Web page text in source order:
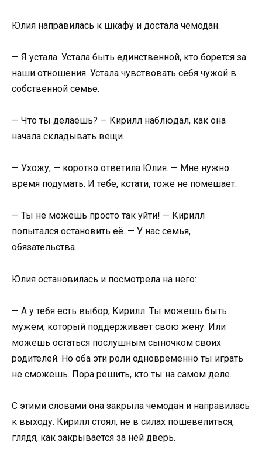
Юлия направилась к шкафу и достала чемодан.
— Я устала. Устала быть единственной, кто борется за
наши отношения. Устала чувствовать себя чужой в
собственной семье.
— Что ты делаешь? — Кирилл наблюдал, как она
начала складывать вещи.
— Ухожу, — коротко ответила Юлия. — Мне нужно
время подумать. И тебе, кстати, тоже не помешает.
— Ты не можешь просто так уйти! — Кирилл
попытался остановить её. — У нас семья,
обязательства…
Юлия остановилась и посмотрела на него:
— А у тебя есть выбор, Кирилл. Ты можешь быть
мужем, который поддерживает свою жену. Или
можешь остаться послушным сыночком своих
родителей. Но оба эти роли одновременно ты играть
не сможешь. Пора решить, кто ты на самом деле.
С этими словами она закрыла чемодан и направилась
к выходу. Кирилл стоял, не в силах пошевелиться,
глядя, как закрывается за ней дверь.